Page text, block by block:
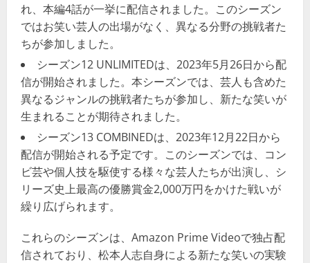
れ、本編4話が一挙に配信されました。このシーズン
ではお笑い芸人の出場がなく、異なる分野の挑戦者た
ちが参加しました。
シーズン12 UNLIMITEDは、2023年5月26日から配
信が開始されました。本シーズンでは、芸人も含めた
異なるジャンルの挑戦者たちが参加し、新たな笑いが
生まれることが期待されました。
シーズン13 COMBINEDは、2023年12月22日から
配信が開始される予定です。このシーズンでは、コン
ビ芸や個人技を駆使する様々な芸人たちが出演し、シ
リーズ史上最高の優勝賞金2,000万円をかけた戦いが
繰り広げられます。
これらのシーズンは、Amazon Prime Videoで独占配
信されており、松本人志自身による新たな笑いの実験